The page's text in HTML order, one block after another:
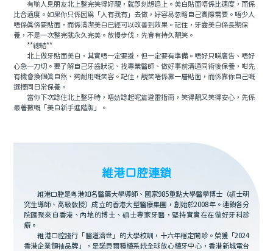
有啲人見朋友北上整完笑得好靚，就即刻想追上。美白貼面唔係比速度，而係
比合適度。如果你只係因為「人有我有」去做，好容易忽略自己實際需要。唔少人
唔係真係要貼面，而係清潔美白已經可以改善到效果。記住，牙齒美白係長期保
養，不是一次整完就永久完美。放慢步伐，先會有持久靚笑。
**總結**
北上做牙貼面美白，其實唔一定要避，但一定要有準備。唔好只睇廣告、唔好
心急一刀切。要了解自己牙齒狀況、找專業醫師、做好事前溝通同術後保養，咁先
有機會換個真自然、夠耐用嘅笑容。記住，靚笑唔係靠一層貼面，而係靠你自己嘅
選擇同日常保養。
當你下次諗住北上整牙時，唔妨諗起呢篇避雷指南，笑得靚又笑得安心，先係
最著數嘅「美白新手進階版」。
維港口腔連鎖
維港口腔是粵港知名醫藥大學導師、國家985重點大學醫學博士（碩士研
究生導師、高級教授）成立的香港大型醫療集團，創始於2008年。連鎖各分
院匯聚來自香港、內地的博士、碩士專家牙醫，堅持實實在在做好牙科診
療。
維港口腔踐行「醫道濟世」的大學校訓，十六年穩定開診。榮獲「2024
香港企業領袖品牌」，是諾貝爾種植系統全球放心植牙中心，香港新城電台